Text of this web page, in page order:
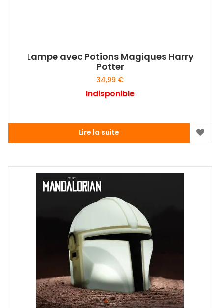
Lampe avec Potions Magiques Harry
Potter
34,99 €
Indisponible
Lire la suite